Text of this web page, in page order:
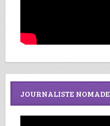
JOURNALISTE NOMADE